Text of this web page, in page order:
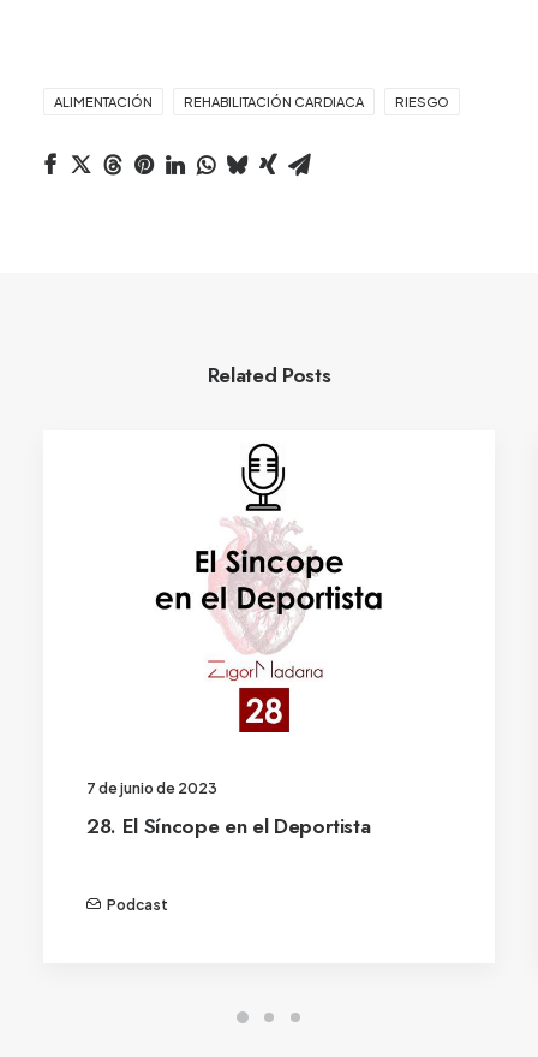
ALIMENTACIÓN REHABILITACIÓN CARDIACA RIESGO
Related Posts
7 de junio de 2023
28. El Síncope en el Deportista
Podcast